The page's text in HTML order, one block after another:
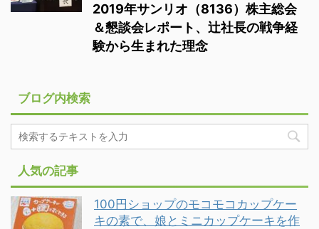
2019年サンリオ（8136）株主総会
＆懇談会レポート、辻社長の戦争経
験から生まれた理念
ブログ内検索
人気の記事
100円ショップのモコモコカップケー
キの素で、娘とミニカップケーキを作